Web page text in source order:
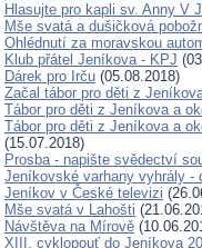
Hlasujte pro kapli sv. Anny V
Mše svatá a dušičková
Ohlédnutí za moravskou
Klub přátel Jeníkova - KPJ
Dárek pro Irču (05.08.2018)
Začal tábor pro děti z
Tábor pro děti z Jeníkova a
Tábor pro děti z Jeníkova a
(15.07.2018)
Prosba - napište svědectví
Jeníkovské varhany vyhrály -
Jeníkov v České televizi
Mše svatá v Lahošti
Návštěva na Mírově
XIII. cyklopouť do Jeníkova